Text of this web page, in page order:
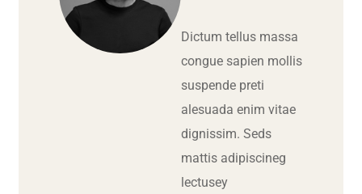
Dictum tellus massa
congue sapien mollis
suspende preti
alesuada enim vitae
dignissim. Seds
mattis adipiscineg
lectusey